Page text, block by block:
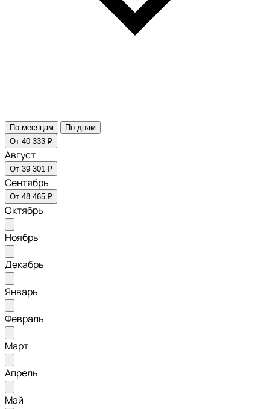
По месяцам
По дням
От 40 333 ₽
Август
От 39 301 ₽
Сентябрь
От 48 465 ₽
Октябрь
Ноябрь
Декабрь
Январь
Февраль
Март
Апрель
Май